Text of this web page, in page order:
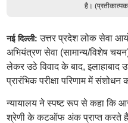
है।
नई दिल्ली:उत्तर प्रदेश लोक सेवा
अभियंत्रण सेवा (सामान्य/विशेष
लेकर उठे विवाद के बाद, इलाहाबाद
प्रारंभिक परीक्षा परिणाम में
न्यायालय ने स्पष्ट रूप से कहा कि
श्रेणी के कटऑफ अंक प्राप्त करते हैं,